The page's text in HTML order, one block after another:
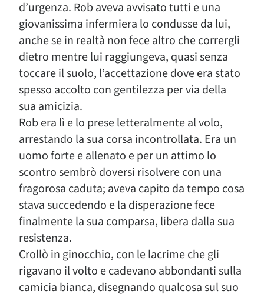
d’urgenza. Rob aveva avvisato tutti e una
giovanissima infermiera lo condusse da lui,
anche se in realtà non fece altro che corrergli
dietro mentre lui raggiungeva, quasi senza
toccare il suolo, l’accettazione dove era stato
spesso accolto con gentilezza per via della
sua amicizia.
Rob era lì e lo prese letteralmente al volo,
arrestando la sua corsa incontrollata. Era un
uomo forte e allenato e per un attimo lo
scontro sembrò doversi risolvere con una
fragorosa caduta; aveva capito da tempo cosa
stava succedendo e la disperazione fece
finalmente la sua comparsa, libera dalla sua
resistenza.
Crollò in ginocchio, con le lacrime che gli
rigavano il volto e cadevano abbondanti sulla
camicia bianca, disegnando qualcosa sul suo